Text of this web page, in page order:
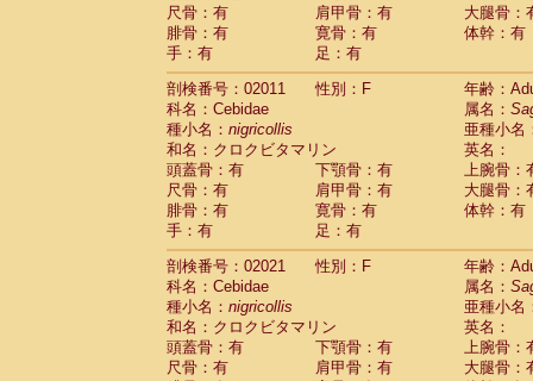
CercopithecidaeCercocebus
CercopithecidaeCercocebus hybrid(2)
CercopithecidaeCercocebus
CercopithecidaeLophocebus
Cercopithecidae
(1)
Cercopithecidae Papio cynocephalus
Cercopithecidae Papio hamadryas(1)
CercopithecidaePapio papio
CercopithecidaePapio
CercopithecidaeMandrillus
CercopithecidaeMandrillus sphinx
CercopithecidaeTheropithecus
CercopithecidaeMacaca arctoides(3)
Cercopithecidae Macaca assamensis
Cercopithecidae
Macaca
CercopithecidaeMacaca cyclopis (17)
CercopithecidaeMacaca fascicularis
尺骨：有
肩甲骨：有
大腿骨：
腓骨：有
寛骨：有
体幹：有
手：有
足：有
剖検番号：02011
性別：F
年齢：
科名：Cebidae
属名：
種小名： nigricollis
亜種小名
和名：クロクビタマリン
英名：
頭蓋骨：有
下顎骨：有
上腕骨：
尺骨：有
肩甲骨：有
大腿骨：
腓骨：有
寛骨：有
体幹：有
手：有
足：有
剖検番号：02021
性別：F
年齢：
科名：Cebidae
属名：
種小名： nigricollis
亜種小名
和名：クロクビタマリン
英名：
頭蓋骨：有
下顎骨：有
上腕骨：
尺骨：有
肩甲骨：有
大腿骨：